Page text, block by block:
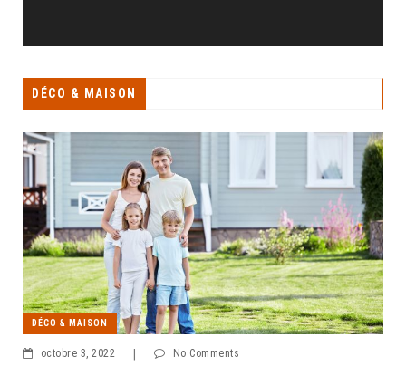
DÉCO & MAISON
DÉCO & MAISON
octobre 3, 2022 No Comments